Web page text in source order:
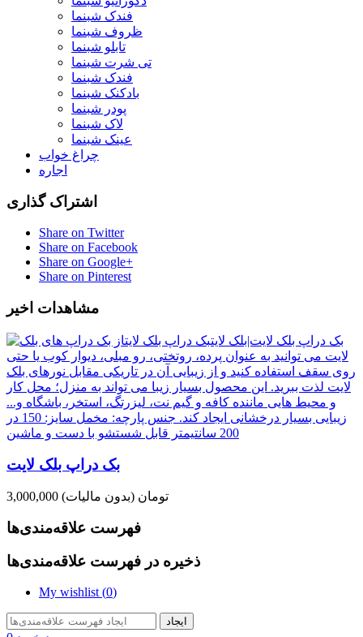
فندک شبنما
ظروف شبنما
تابلو شبنما
تی شرت شبنما
فندک شبنما
بادکنک شبنما
پودر شبنما
لاک شبنما
عینک شبنما
چراغ خواب
اجاره
اشتراک گذاری
Share on Twitter
Share on Facebook
Share on Google+
Share on Pinterest
مشاهدات اخیر
بک دراپ بلک لایت
3,000,000 تومان (بدون مالیات)
فهرست علاقه‌مندی‌ها
ذخیره در فهرست علاقه‌مندی‌ها
My wishlist (0)
ایجاد